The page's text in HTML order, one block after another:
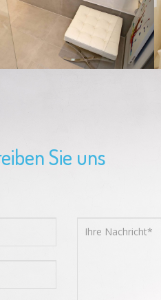
Sie uns